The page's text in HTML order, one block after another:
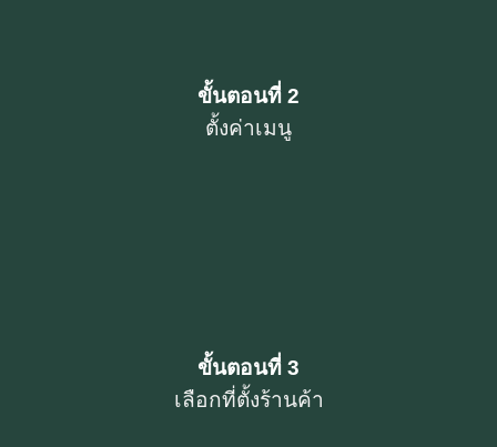
ขั้นตอนที่ 2
ตั้งค่าเมนู
ขั้นตอนที่ 3
เลือกที่ตั้งร้านค้า